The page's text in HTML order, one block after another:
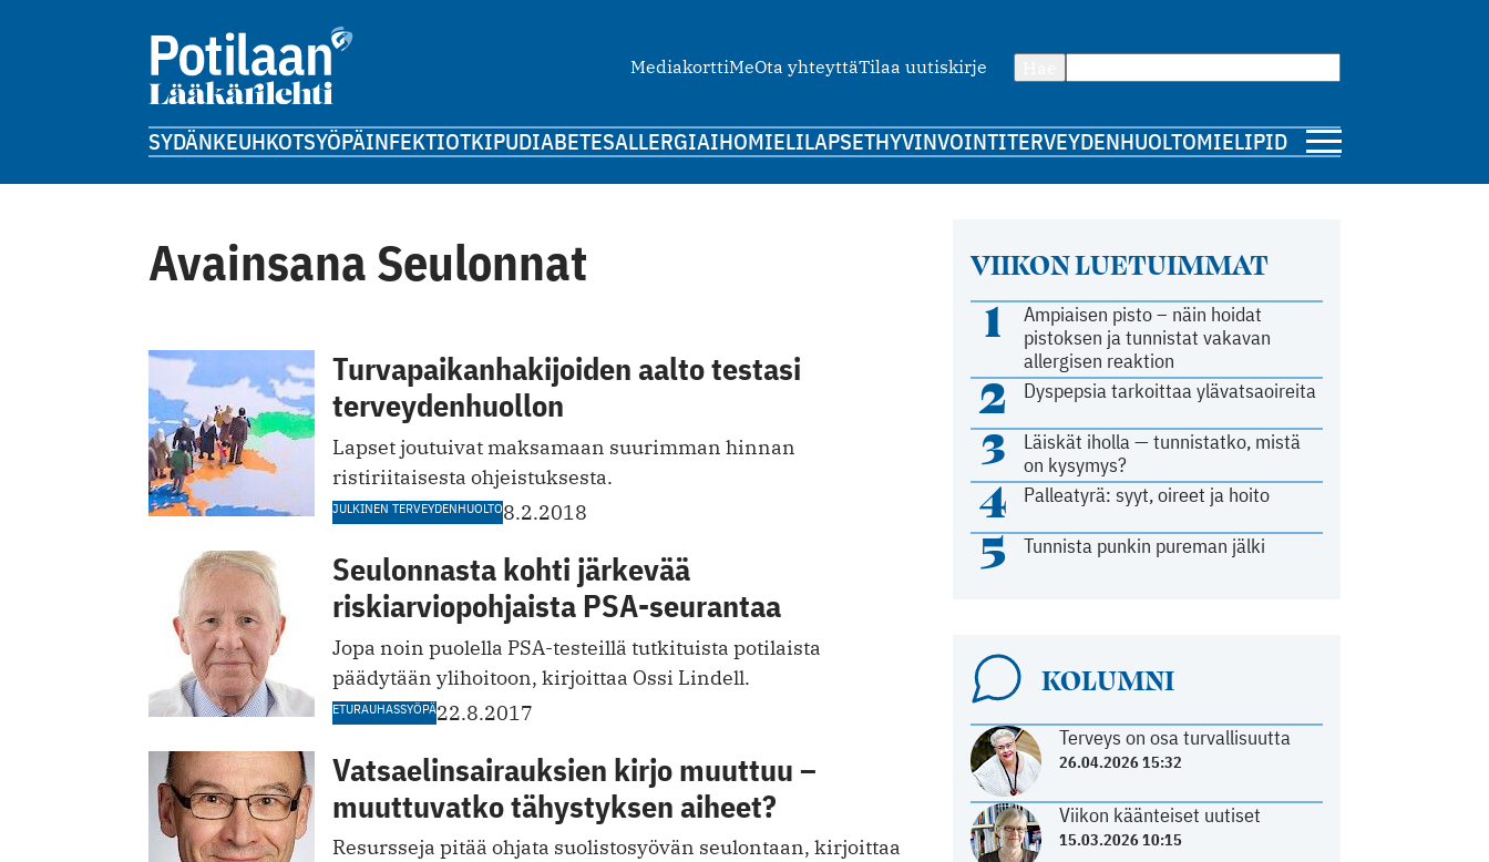
MediakorttiMeOta yhteyttäTilaa uutiskirje
SYDÄNKEUHKOTSYÖPÄINFEKTIOTKIPUDIABETESALLERGIAIHOMIELILAPSETHYVINVOINTITERVEYDENHUOLTOMIELIPIDE
Avainsana Seulonnat
Turvapaikanhakijoiden aalto testasi
terveydenhuollon
Lapset joutuivat maksamaan suurimman hinnan
ristiriitaisesta ohjeistuksesta.
JULKINEN TERVEYDENHUOLTO8.2.2018
Seulonnasta kohti järkevää
riskiarviopohjaista PSA-seurantaa
Jopa noin puolella PSA-testeillä tutkituista potilaista
päädytään ylihoitoon, kirjoittaa Ossi Lindell.
ETURAUHASSYÖPÄ22.8.2017
Vatsaelinsairauksien kirjo muuttuu –
muuttuvatko tähystyksen aiheet?
Resursseja pitää ohjata suolistosyövän seulontaan, kirjoittaa
VIIKON LUETUIMMAT
1
Ampiaisen pisto – näin hoidat
pistoksen ja tunnistat vakavan
allergisen reaktion
2 Dyspepsia tarkoittaa ylävatsaoireita
3
Läiskät iholla — tunnistatko, mistä
on kysymys?
4 Palleatyrä: syyt, oireet ja hoito
5 Tunnista punkin pureman jälki
KOLUMNI
Terveys on osa turvallisuutta
26.04.2026 15:32
Viikon käänteiset uutiset
15.03.2026 10:15